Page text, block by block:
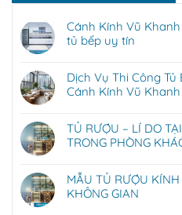
Cánh Kính Vũ
tủ bếp uy tín
Dịch Vụ Thi Công
Cánh Kính Vũ Khanh
TỦ RƯỢU – LÍ DO
TRONG PHÒNG
MẪU TỦ RƯỢU
KHÔNG GIAN